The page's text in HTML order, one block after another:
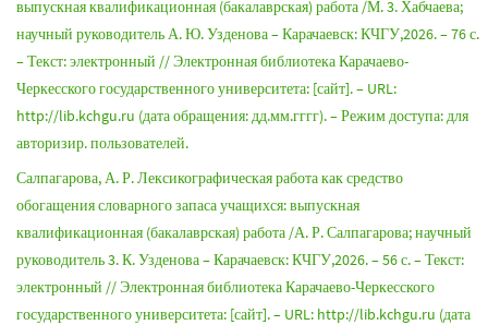
выпускная квалификационная (бакалаврская) работа /М. 3. Хабчаева;
научный руководитель А. Ю. Узденова – Карачаевск: КЧГУ,2026. – 76 с.
– Текст: электронный // Электронная библиотека Карачаево-
Черкесского государственного университета: [сайт]. – URL:
http://lib.kchgu.ru (дата обращения: дд.мм.гггг). – Режим доступа: для
авторизир. пользователей.
Салпагарова, А. Р. Лексикографическая работа как средство
обогащения словарного запаса учащихся: выпускная
квалификационная (бакалаврская) работа /А. Р. Салпагарова; научный
руководитель 3. К. Узденова – Карачаевск: КЧГУ,2026. – 56 с. – Текст:
электронный // Электронная библиотека Карачаево-Черкесского
государственного университета: [сайт]. – URL: http://lib.kchgu.ru (дата